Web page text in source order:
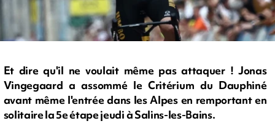
Et dire qu'il ne voulait même pas attaquer ! Jonas
Vingegaard a assommé le Critérium du Dauphiné
avant même l'entrée dans les Alpes en remportant en
solitaire la 5e étape jeudi à Salins-les-Bains.